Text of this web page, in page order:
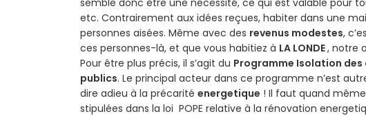
etc. Contrairement aux idées reçues, habiter dans une
personnes aisées. Même avec des revenus modestes,
ces personnes-là, et que vous habitiez à LA LONDE, notre
Pour être plus précis, il s’agit du Programme Isolation des
publics. Le principal acteur dans ce programme n’est
dire adieu à la précaritéenergetique ! Il faut quand
stipulées dans la loi POPE relative à la rénovation